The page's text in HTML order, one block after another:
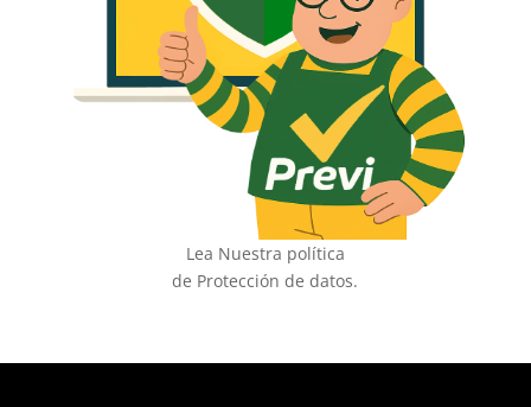
Lea Nuestra política
de Protección de datos.